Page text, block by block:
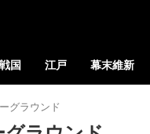
戦国 江戸 幕末維新
グラウンド